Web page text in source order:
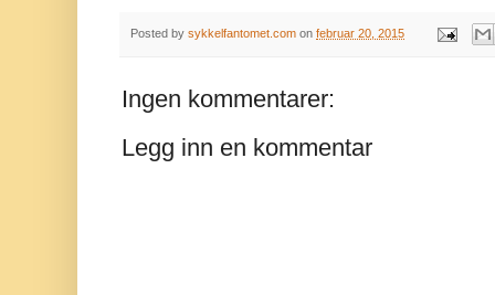
Posted by sykkelfantomet.com on februar 20, 2015
Ingen kommentarer:
Legg inn en kommentar